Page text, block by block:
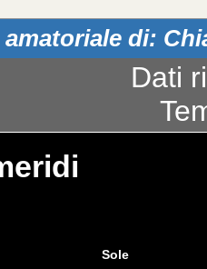
di:
Dati
Sole